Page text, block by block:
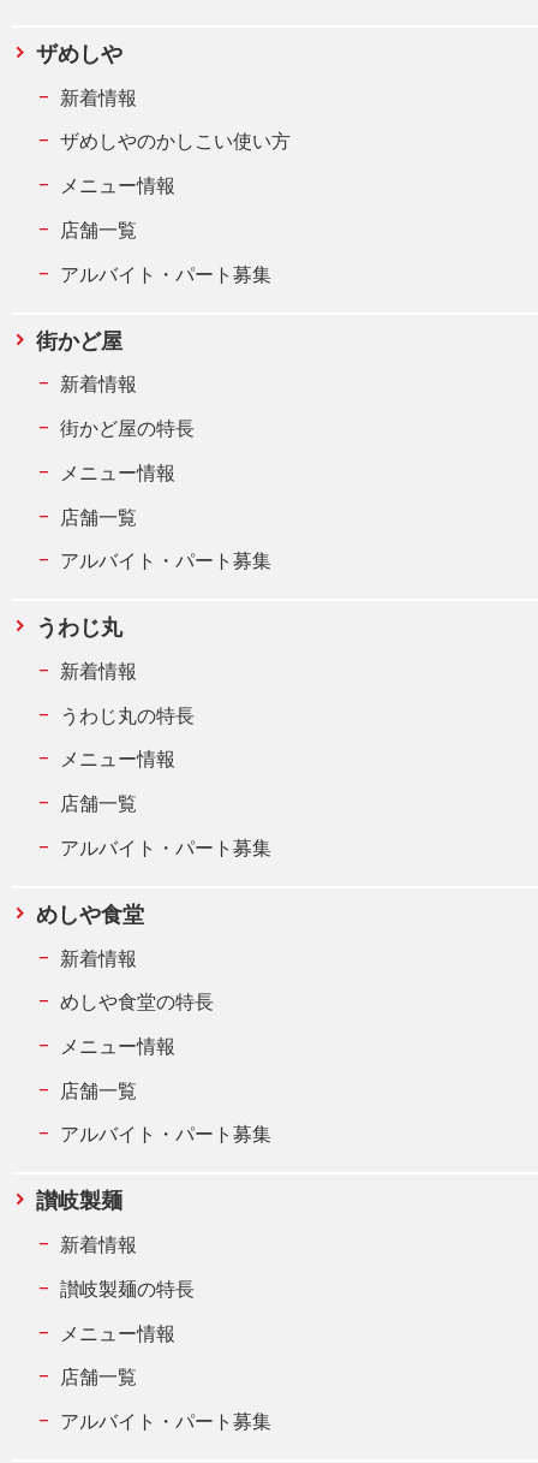
ザめしや
新着情報
ザめしやのかしこい使い方
メニュー情報
店舗一覧
アルバイト・パート募集
街かど屋
新着情報
街かど屋の特長
メニュー情報
店舗一覧
アルバイト・パート募集
うわじ丸
新着情報
うわじ丸の特長
メニュー情報
店舗一覧
アルバイト・パート募集
めしや食堂
新着情報
めしや食堂の特長
メニュー情報
店舗一覧
アルバイト・パート募集
讃岐製麺
新着情報
讃岐製麺の特長
メニュー情報
店舗一覧
アルバイト・パート募集